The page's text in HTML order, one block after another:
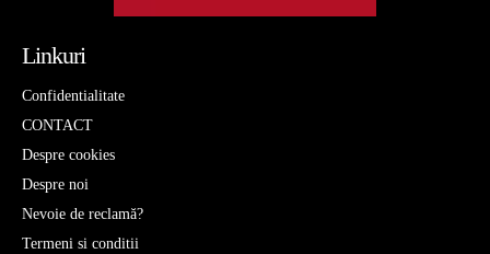
Linkuri
Confidentialitate
CONTACT
Despre cookies
Despre noi
Nevoie de reclamă?
Termeni si conditii